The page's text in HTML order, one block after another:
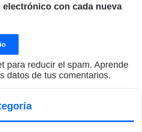
con cada nueva
para reducir el spam. Aprende
datos de tus comentarios.